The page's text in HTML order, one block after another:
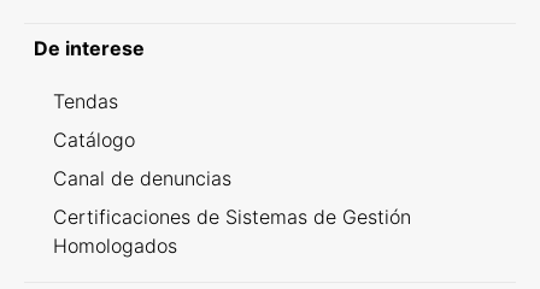
De interese
Tendas
Catálogo
Canal de denuncias
Certificaciones de Sistemas de Gestión
Homologados